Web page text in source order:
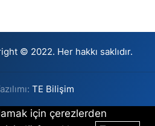
© 2022. Her hakkı saklıdır.
TE Bilişim
için çerezlerden